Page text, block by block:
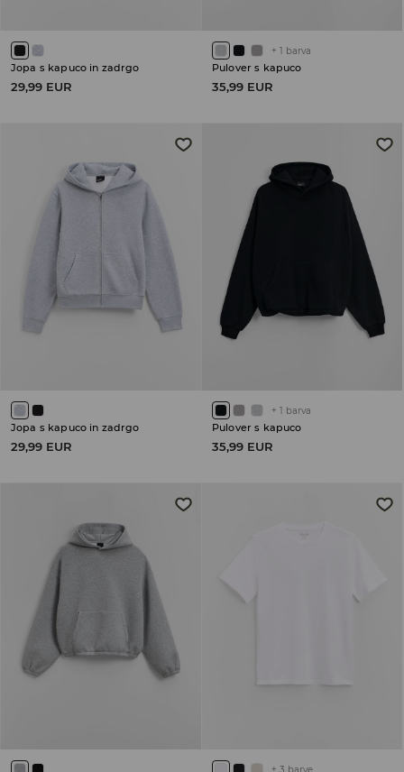
Jopa s kapuco in zadrgo
29,99 EUR
+ 1 barva
Pulover s kapuco
35,99 EUR
Jopa s kapuco in zadrgo
29,99 EUR
+ 1 barva
Pulover s kapuco
35,99 EUR